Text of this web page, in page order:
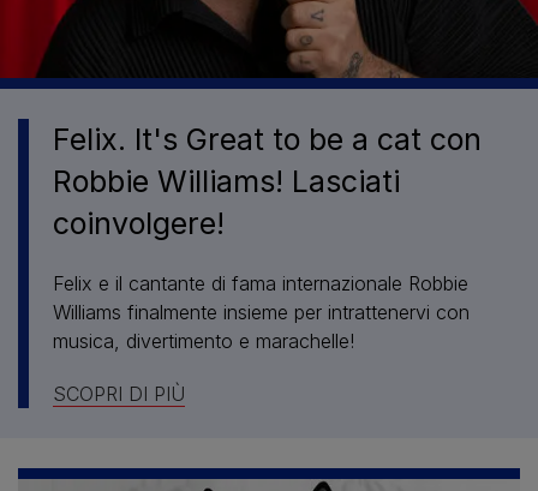
Felix. It's Great to be a cat con
Robbie Williams! Lasciati
coinvolgere!
Felix e il cantante di fama internazionale Robbie
Williams finalmente insieme per intrattenervi con
musica, divertimento e marachelle!
SCOPRI DI PIÙ